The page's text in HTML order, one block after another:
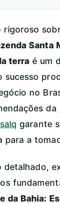
rigoroso
Santa
terra é um
sucesso
no
da
garante
para a
da Bahia: